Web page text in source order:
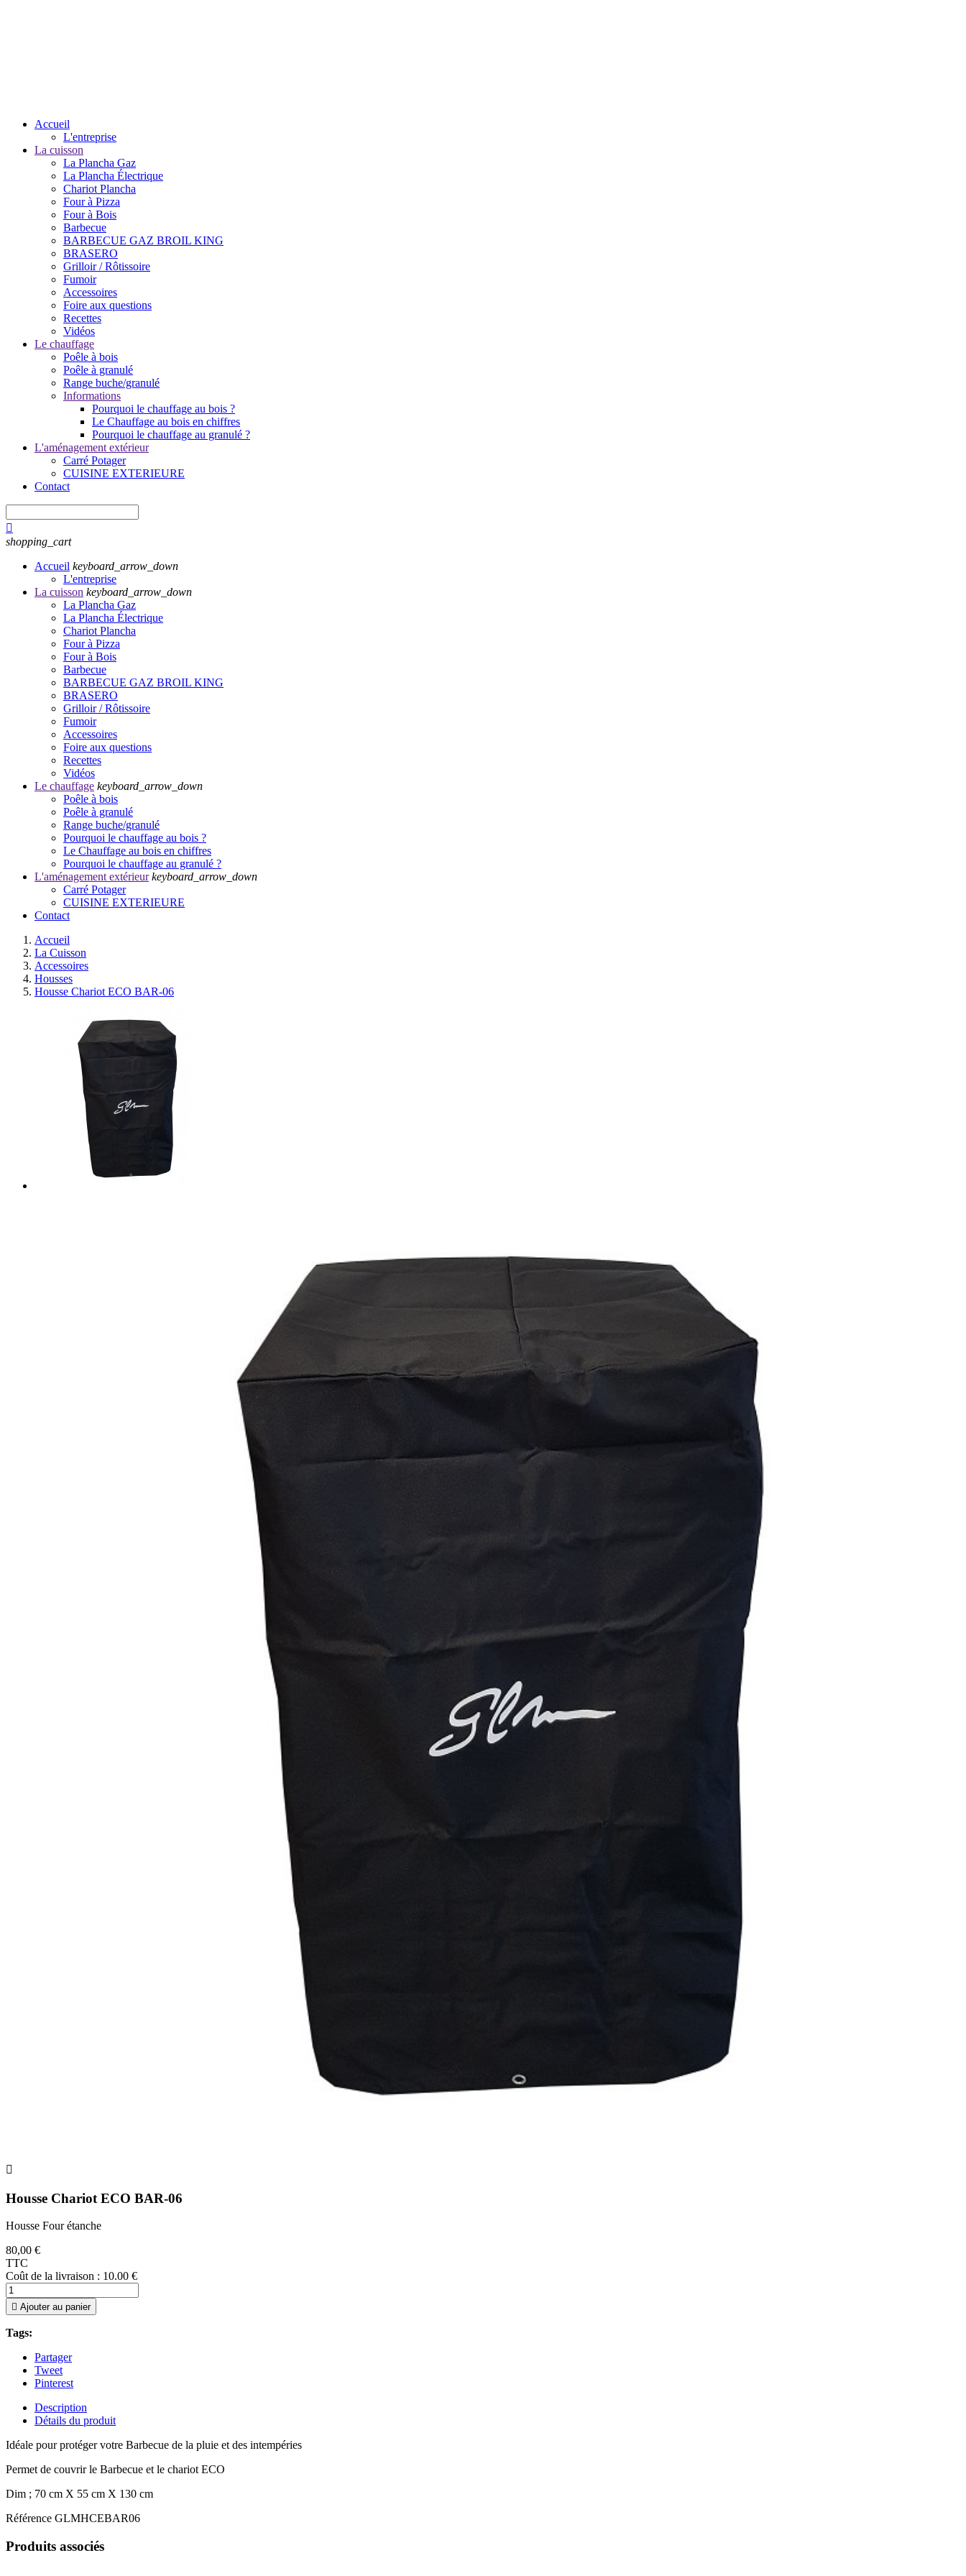
Accueil
L'entreprise
La cuisson
La Plancha Gaz
La Plancha Électrique
Chariot Plancha
Four à Pizza
Four à Bois
Barbecue
BARBECUE GAZ BROIL KING
BRASERO
Grilloir / Rôtissoire
Fumoir
Accessoires
Foire aux questions
Recettes
Vidéos
Le chauffage
Poêle à bois
Poêle à granulé
Range buche/granulé
Informations
Pourquoi le chauffage au bois ?
Le Chauffage au bois en chiffres
Pourquoi le chauffage au granulé ?
L'aménagement extérieur
Carré Potager
CUISINE EXTERIEURE
Contact

shopping_cart
Accueil keyboard_arrow_down
L'entreprise
La cuisson keyboard_arrow_down
La Plancha Gaz
La Plancha Électrique
Chariot Plancha
Four à Pizza
Four à Bois
Barbecue
BARBECUE GAZ BROIL KING
BRASERO
Grilloir / Rôtissoire
Fumoir
Accessoires
Foire aux questions
Recettes
Vidéos
Le chauffage keyboard_arrow_down
Poêle à bois
Poêle à granulé
Range buche/granulé
Pourquoi le chauffage au bois ?
Le Chauffage au bois en chiffres
Pourquoi le chauffage au granulé ?
L'aménagement extérieur keyboard_arrow_down
Carré Potager
CUISINE EXTERIEURE
Contact
Accueil
La Cuisson
Accessoires
Housses
Housse Chariot ECO BAR-06

Housse Chariot ECO BAR-06
Housse Four étanche
80,00 €
TTC
Coût de la livraison : 10.00 €
 Ajouter au panier
Tags:
Partager
Tweet
Pinterest
Description
Détails du produit
Idéale pour protéger votre Barbecue de la pluie et des intempéries
Permet de couvrir le Barbecue et le chariot ECO
Dim ; 70 cm X 55 cm X 130 cm
Référence GLMHCEBAR06
Produits associés